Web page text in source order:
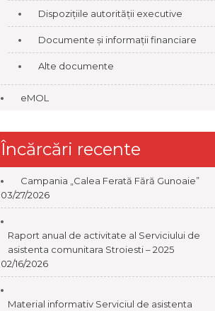
Dispozițiile autorității executive
Documente și informații financiare
Alte documente
eMOL
Încărcări recente
Campania „Calea Ferată Fără Gunoaie”
03/27/2026
Raport anual de activitate al Serviciului de
asistenta comunitara Stroiesti – 2025
02/16/2026
Material informativ Serviciul de asistenta